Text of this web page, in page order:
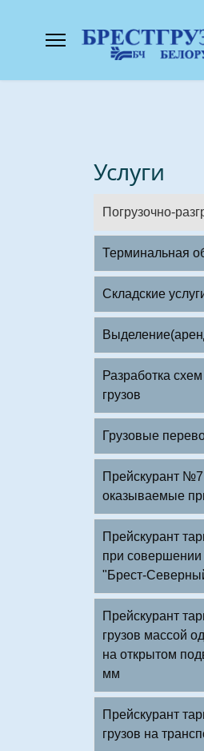
Услуги
Погрузочно-
Терминальная
Складские
Разработка
грузов
Грузовые
Прейскурант №7
оказываемые
Прейскурант
при
"Брест-
Прейскурант
грузов массой
на открытом
мм
Прейскурант
грузов на